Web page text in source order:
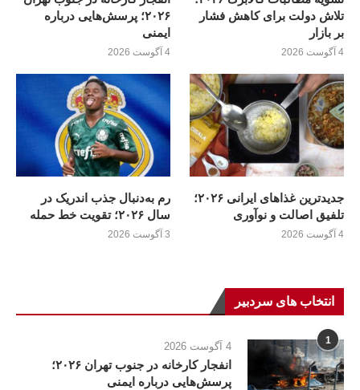
تلاش دولت برای کاهش فشار
بر بازار
4 آگوست 2026
۲۰۲۶؛ پرسش‌هایی درباره
ایمنی
4 آگوست 2026
جدیدترین غذاهای ایرانی ۲۰۲۶؛
تلفیق اصالت و نوآوری
4 آگوست 2026
رم به‌دنبال جذب اندریک در
سال ۲۰۲۶؛ تقویت خط حمله
3 آگوست 2026
انتخاب های سردبیر
1 4 آگوست 2026
انفجار کارخانه در جنوب تهران ۲۰۲۶؛
پرسش‌هایی درباره ایمنی